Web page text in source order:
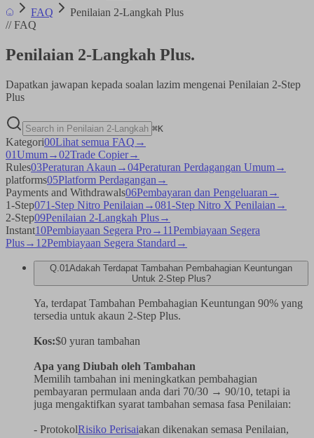
FAQ
Penilaian 2-Langkah Plus
//FAQ
Penilaian 2-Langkah Plus.
Dapatkan jawapan kepada soalan lazim mengenai Penilaian 2-Step
Plus
FAQ search
⌘K
Kategori00Lihat semua FAQ →
01Umum→02Trade Copier→
Rules03Peraturan Akaun →04Peraturan Perdagangan Umum→
platforms05Platform Perdagangan →
Payments and Withdrawals06Pembayaran dan Pengeluaran →
1-Step071-Step Nitro Penilaian →081-Step Nitro X Penilaian →
2-Step09Penilaian 2-Langkah Plus→
Instant10Pembiayaan Segera Pro→ 11Pembiayaan Segera
Plus→ 12Pembiayaan Segera Standard →
Q. 01Adakah Terdapat Tambahan Pembahagian Keuntungan
Untuk 2-Step Plus?
Ya, terdapat Tambahan Pembahagian Keuntungan 90% yang
tersedia untuk akaun 2-Step Plus.
Kos:$0 yuran tambahan
Apa yang Diubah oleh Tambahan
Memilih tambahan ini meningkatkan pembahagian
pembayaran permulaan anda dari 70/30 → 90/10, tetapi ia
juga mengaktifkan syarat tambahan semasa fasa Penilaian:
- ProtokolRisiko Perisaiakan dikenakan semasa Penilaian,